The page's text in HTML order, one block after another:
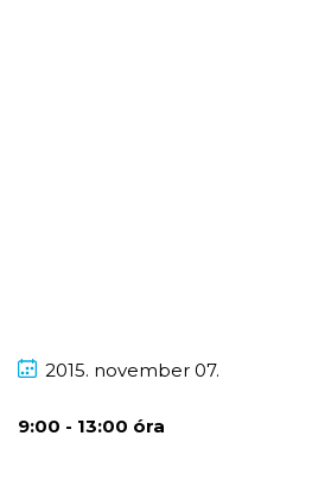
2015. november 07.
9:00 - 13:00 óra